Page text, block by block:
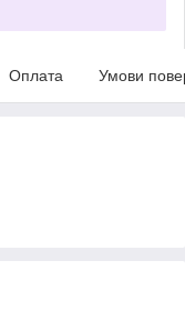
Оплата Умови